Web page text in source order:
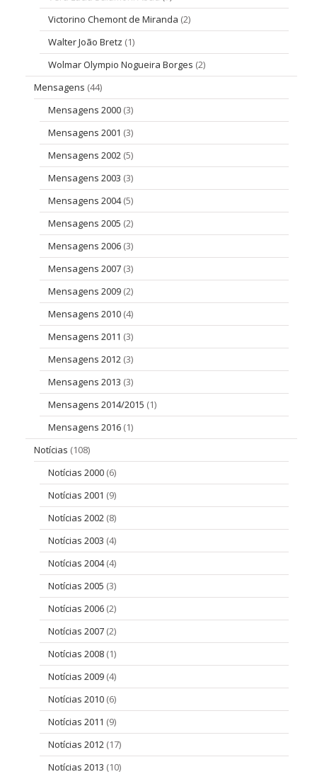
Victorino Chemont de Miranda (2)
Walter João Bretz (1)
Wolmar Olympio Nogueira Borges (2)
Mensagens (44)
Mensagens 2000 (3)
Mensagens 2001 (3)
Mensagens 2002 (5)
Mensagens 2003 (3)
Mensagens 2004(5)
Mensagens 2005 (2)
Mensagens 2006 (3)
Mensagens 2007 (3)
Mensagens 2009 (2)
Mensagens 2010 (4)
Mensagens 2011 (3)
Mensagens 2012 (3)
Mensagens 2013 (3)
Mensagens 2014/2015 (1)
Mensagens 2016 (1)
Notícias (108)
Notícias 2000 (6)
Notícias 2001 (9)
Notícias 2002 (8)
Notícias 2003 (4)
Notícias 2004(4)
Notícias 2005 (3)
Notícias 2006 (2)
Notícias 2007 (2)
Notícias 2008 (1)
Notícias 2009 (4)
Notícias 2010 (6)
Notícias 2011 (9)
Notícias 2012 (17)
Notícias 2013 (10)